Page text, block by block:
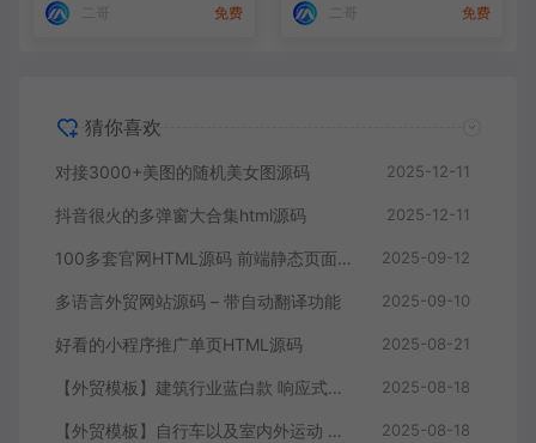
免费 免费
猜你喜欢
对接3000+美图的随机美女图源码 2025-12-11
抖音很火的多弹窗大合集html源码 2025-12-11
100多套官网HTML源码 前端静态页面源码 2025-09-12
多语言外贸网站源码 – 带自动翻译功能 2025-09-10
好看的小程序推广单页HTML源码 2025-08-21
【外贸模板】建筑行业蓝白款 响应式模板静态html文件 2025-08-18
【外贸模板】自行车以及室内外运动 黑灰 响应式模板静态html文件 2025-08-18